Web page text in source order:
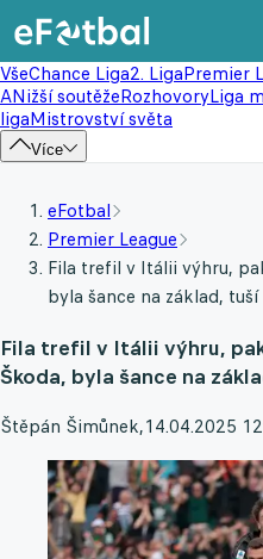
VšeChance Liga2. LigaPremier
ANižší soutěžeRozhovoryLiga
ligaMistrovství světa
Více
eFotbal
Premier League
Fila trefil v Itálii výhru,
byla šance na základ,
Fila trefil v Itálii výhru,
Škoda, byla šance na
Štěpán Šimůnek,14.04.2025